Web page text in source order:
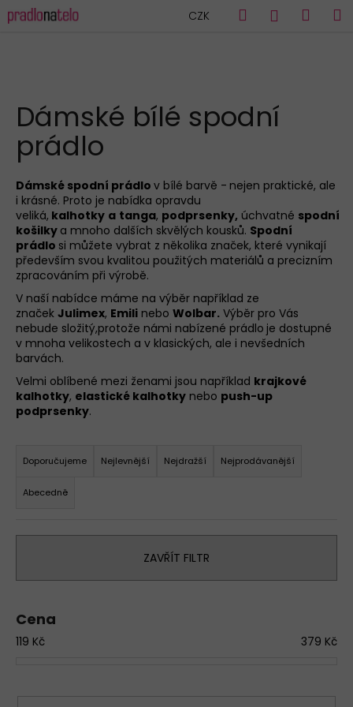
na
CZK Hledat
Dámské bílé spodní
prádlo
Dámské spodní prádlo v bílé barvě - nejen praktické, ale
i krásné. Proto je nabídka opravdu
veliká, kalhotky a tanga, podprsenky, úchvatné spodní
košilky a mnoho dalších skvělých kousků. Spodní
prádlo si můžete vybrat z několika značek, které vynikají
především svou kvalitou použitých materiálů a precizním
zpracováním při výrobě.
V naší nabídce máme na výběr například ze
značek Julimex, Emili nebo Wolbar. Výběr pro Vás
nebude složitý,protože námi nabízené prádlo je dostupné
v mnoha velikostech a v klasických, ale i nevšedních
barvách.
Velmi oblíbené mezi ženami jsou například krajkové
kalhotky, elastické kalhotky nebo push-up
podprsenky.
a
r
d
u
Doporučujeme Nejlevnější Nejdražší Nejprodávanější
Abecedně
ZAVŘÍT FILTR
Cena
119 Kč 379 Kč
K
o
o
p
o
t
ř
e
b
u
j
e
t
e
n
a
j
í
?
D
o
u
u
j
e